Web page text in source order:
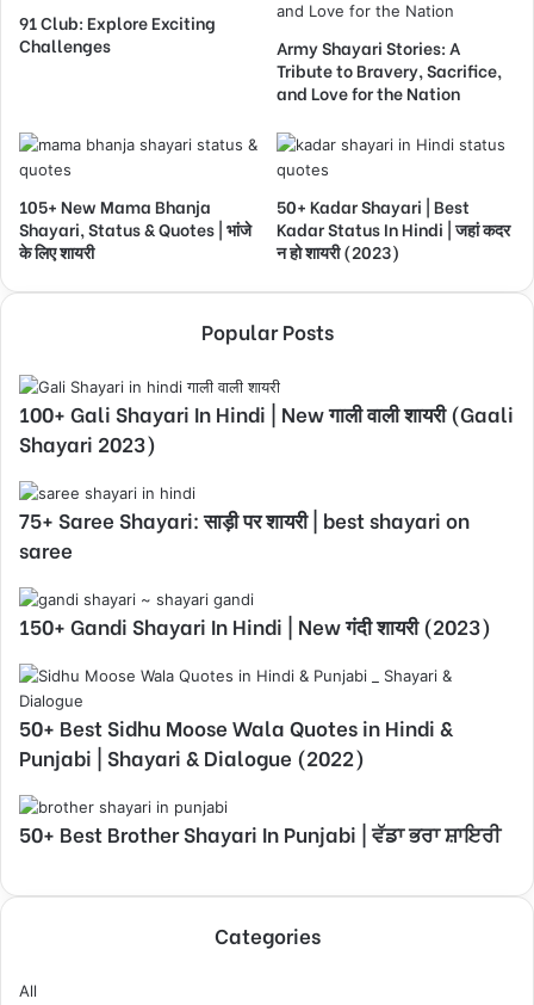
91 Club: Explore Exciting
Challenges
Army Shayari Stories: A
Tribute to Bravery, Sacrifice,
and Love for the Nation
105+ New Mama Bhanja
Shayari, Status & Quotes | भांजे
के लिए शायरी
50+ Kadar Shayari | Best
Kadar Status In Hindi | जहां कदर
न हो शायरी (2023)
Popular Posts
100+ Gali Shayari In Hindi | New गाली वाली शायरी (Gaali
Shayari 2023)
75+ Saree Shayari: साड़ी पर शायरी | best shayari on
saree
150+ Gandi Shayari In Hindi | New गंदी शायरी (2023)
50+ Best Sidhu Moose Wala Quotes in Hindi &
Punjabi | Shayari & Dialogue (2022)
50+ Best Brother Shayari In Punjabi | ਵੱਡਾ ਭਰਾ ਸ਼ਾਇਰੀ
Categories
All